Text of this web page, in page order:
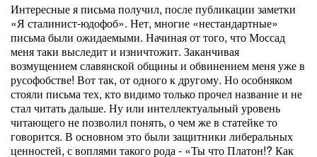
Интересные я письма получил, после публикации заметки
«Я сталинист-юдофоб». Нет, многие «нестандартные»
письма были ожидаемыми. Начиная от того, что Моссад
меня таки выследит и изничтожит. Заканчивая
возмущением славянской общины и обвинением меня уже в
русофобстве! Вот так, от одного к другому. Но особняком
стояли письма тех, кто видимо только прочел название и не
стал читать дальше. Ну или интеллектуальный уровень
читающего не позволил понять, о чем же в статейке то
говорится. В основном это были защитники либеральных
ценностей, с воплями такого рода - «Ты что Платон!? Как